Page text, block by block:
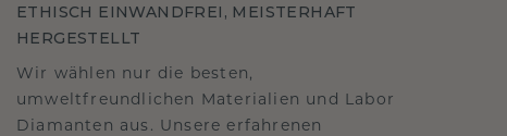
ETHISCH EINWANDFREI, MEISTERHAFT
HERGESTELLT
Wir wählen nur die besten,
umweltfreundlichen Materialien und Labor
Diamanten aus. Unsere erfahrenen